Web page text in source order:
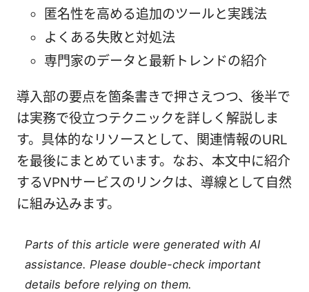
匿名性を高める追加のツールと実践法
よくある失敗と対処法
専門家のデータと最新トレンドの紹介
導入部の要点を箇条書きで押さえつつ、後半で
は実務で役立つテクニックを詳しく解説しま
す。具体的なリソースとして、関連情報のURL
を最後にまとめています。なお、本文中に紹介
するVPNサービスのリンクは、導線として自然
に組み込みます。
Parts of this article were generated with AI
assistance. Please double-check important
details before relying on them.